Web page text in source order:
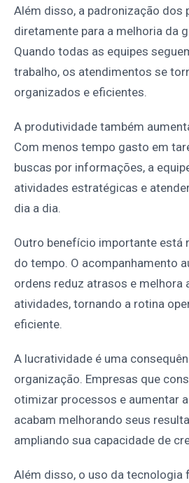
Além disso, a padronização dos
diretamente para a melhoria da
Quando todas as equipes
trabalho, os atendimentos se
organizados e eficientes.
A produtividade também
Com menos tempo gasto em
buscas por informações, a
atividades estratégicas e
dia a dia.
Outro benefício importante está
do tempo. O acompanhamento
ordens reduz atrasos e melhora
atividades, tornando a rotina
eficiente.
A lucratividade é uma
organização. Empresas que
otimizar processos e aumentar
acabam melhorando seus
ampliando sua capacidade de
Além disso, o uso da tecnologia